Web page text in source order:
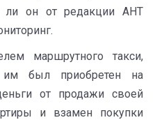
ли он от редакции АНТ
маршрутного такси,
им был приобретен на
от продажи своей
и взамен покупки